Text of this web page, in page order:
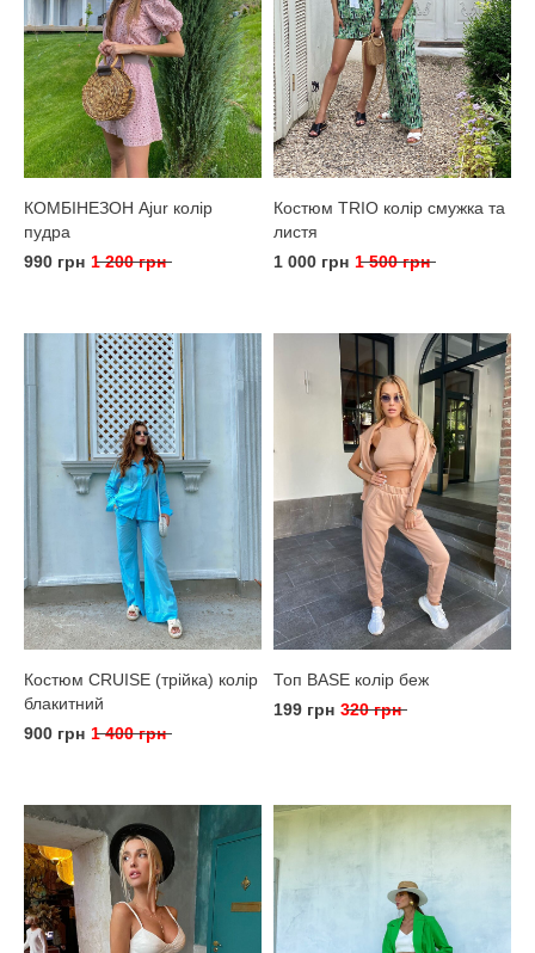
КОМБІНЕЗОН Ajur колір
пудра
990 грн 1 200 грн
Костюм TRIO колір смужка та
листя
1 000 грн 1 500 грн
Костюм CRUISE (трійка) колір
блакитний
900 грн 1 400 грн
Топ BASE колір беж
199 грн 320 грн